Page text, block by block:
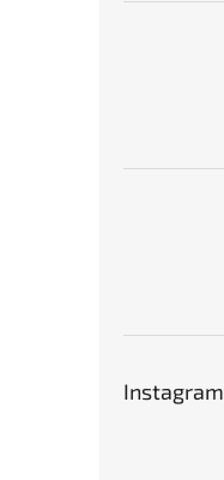
Instagram